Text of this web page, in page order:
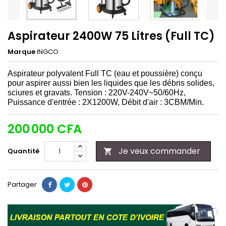
Aspirateur 2400W 75 Litres (Full TC)
MarqueINGCO
Aspirateur polyvalent Full TC (eau et poussière) conçu
pour aspirer aussi bien les liquides que les débris solides,
sciures et gravats. Tension : 220V-240V~50/60Hz,
Puissance d'entrée : 2X1200W, Débit d'air : 3CBM/Min.
200 000 CFA
Quantité  Je veux commander
Partager